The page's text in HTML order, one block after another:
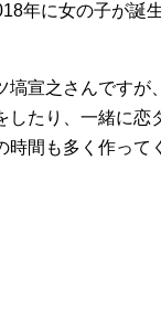
年に女の子が誕
塙宣之さんですが
したり、一緒に恋
時間も多く作って